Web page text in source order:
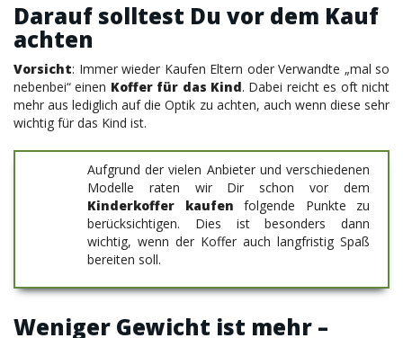
Darauf solltest Du vor dem Kauf
achten
Vorsicht: Immer wieder Kaufen Eltern oder Verwandte „mal so
nebenbei“ einen Koffer für das Kind. Dabei reicht es oft nicht
mehr aus lediglich auf die Optik zu achten, auch wenn diese sehr
wichtig für das Kind ist.
Aufgrund der vielen Anbieter und verschiedenen
Modelle raten wir Dir schon vor dem
Kinderkoffer kaufen folgende Punkte zu
berücksichtigen. Dies ist besonders dann
wichtig, wenn der Koffer auch langfristig Spaß
bereiten soll.
Weniger Gewicht ist mehr –